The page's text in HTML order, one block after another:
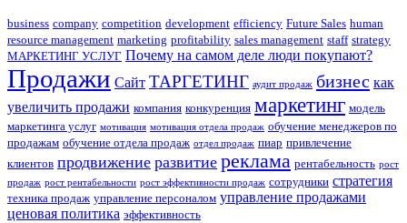
business company competition development efficiency Future Sales human
resource management marketing profitability sales management staff strategy
МАРКЕТИНГ УСЛУГ Почему на самом деле люди покупают?
Продажи Сайт ТАРГЕТИНГ аудит продаж бизнес как
увеличить продажи компания конкуренция маркетинг модель
маркетинга услуг мотивация мотивация отдела продаж обучение менеджеров по
продажам обучение отдела продаж отдел продаж пиар привлечение
клиентов продвижение развитие реклама рентабельность рост
продаж рост рентабельности рост эффективности продаж сотрудники стратегия
техника продаж управление персоналом управление продажами
ценовая политика эффективность